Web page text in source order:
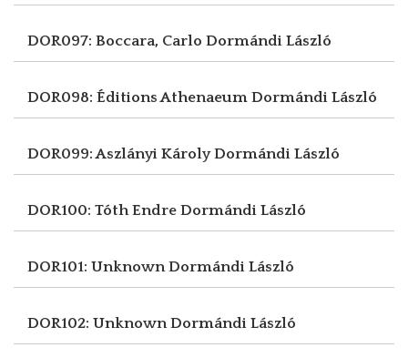
DOR097: Boccara, Carlo Dormándi László
DOR098: Éditions Athenaeum Dormándi László
DOR099: Aszlányi KárolyDormándi László
DOR100: Tóth Endre Dormándi László
DOR101: UnknownDormándi László
DOR102: UnknownDormándi László